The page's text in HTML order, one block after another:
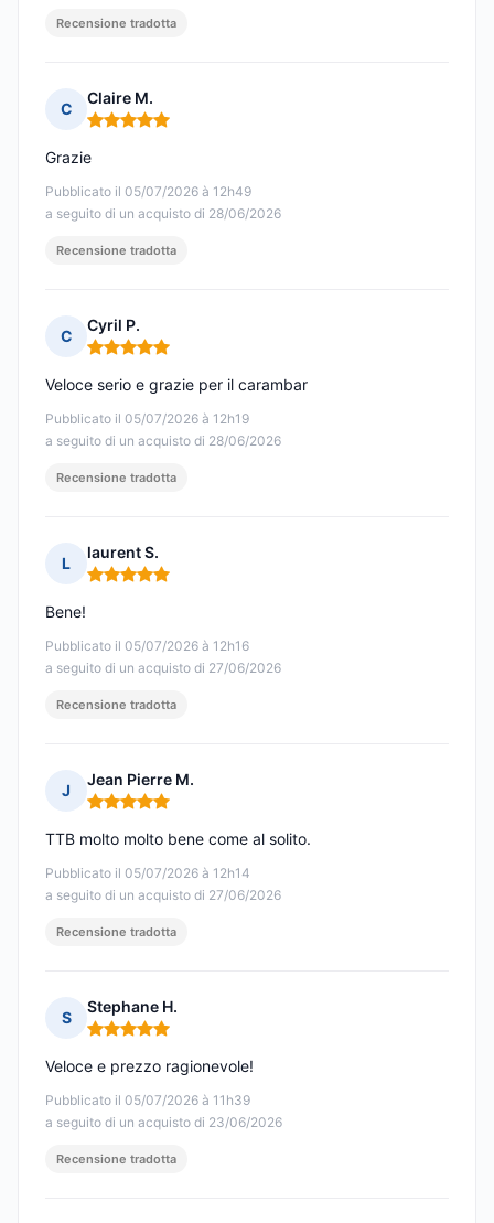
Recensione tradotta
C
Claire M.
Nota: 5 su 5
Pubblicato il 05/07/2026 à 12h49
a seguito di un acquisto di 28/06/2026
Grazie
Recensione tradotta
C
Cyril P.
Nota: 5 su 5
Pubblicato il 05/07/2026 à 12h19
a seguito di un acquisto di 28/06/2026
Veloce serio e grazie per il carambar
Recensione tradotta
L
laurent S.
Nota: 5 su 5
Pubblicato il 05/07/2026 à 12h16
a seguito di un acquisto di 27/06/2026
Bene!
Recensione tradotta
J
Jean Pierre M.
Nota: 5 su 5
Pubblicato il 05/07/2026 à 12h14
a seguito di un acquisto di 27/06/2026
TTB molto molto bene come al solito.
Recensione tradotta
S
Stephane H.
Nota: 5 su 5
Pubblicato il 05/07/2026 à 11h39
a seguito di un acquisto di 23/06/2026
Veloce e prezzo ragionevole!
Recensione tradotta